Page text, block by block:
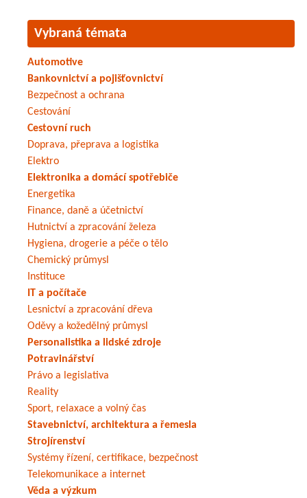
Vybraná témata
Automotive
Bankovnictví a pojišťovnictví
Bezpečnost a ochrana
Cestování
Cestovní ruch
Doprava, přeprava a logistika
Elektro
Elektronika a domácí spotřebiče
Energetika
Finance, daně a účetnictví
Hutnictví a zpracování železa
Hygiena, drogerie a péče o tělo
Chemický průmysl
Instituce
IT a počítače
Lesnictví a zpracování dřeva
Oděvy a kožedělný průmysl
Personalistika a lidské zdroje
Potravinářství
Právo a legislativa
Reality
Sport, relaxace a volný čas
Stavebnictví, architektura a řemesla
Strojírenství
Systémy řízení, certifikace, bezpečnost
Telekomunikace a internet
Věda a výzkum